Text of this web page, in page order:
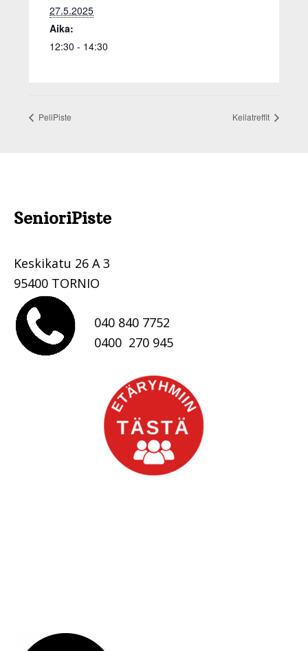
27.5.2025
Aika:
12:30 - 14:30
PeliPiste Keilatreffit
SenioriPiste
Keskikatu 26 A 3
95400 TORNIO
040 840 7752
0400 270 945